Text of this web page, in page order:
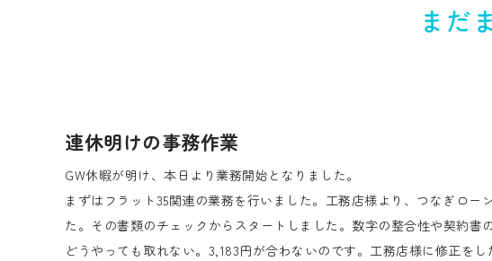
まだ
連休明けの事務作業
GW休暇が明け、本日より業務開始となりました。
まずはフラット35関連の業務を行いました。工務店様より、つなぎロ
た。その書類のチェックからスタートしました。数字の整合性や契約
どうやっても取れない。3,183円が合わないのです。工務店様に修正を